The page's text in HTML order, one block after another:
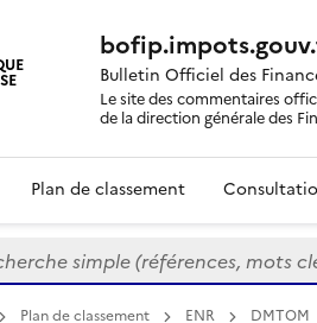
Bulletin Officiel des
Le site des commentaires
de la direction générale des
Plan de classement
simple (références, mots
Plan de classement ENR DMTOM